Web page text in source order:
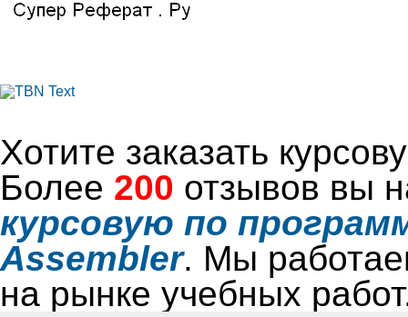
Хотите заказать
Более 200 отзывов вы
курсовую по
Assembler. Мы
на рынке учебных